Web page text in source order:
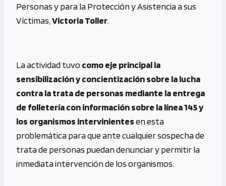
Personas y para la Protección y Asistencia a sus
Víctimas, Victoria Toller.
La actividad tuvocomo eje principal la
sensibilización y concientización sobre la lucha
contra la trata de personas mediante la entrega
de folletería con información sobre la línea 145 y
los organismos intervinientesen esta
problemática para que ante cualquier sospecha de
trata de personas puedan denunciar y permitir la
inmediata intervención de los organismos.